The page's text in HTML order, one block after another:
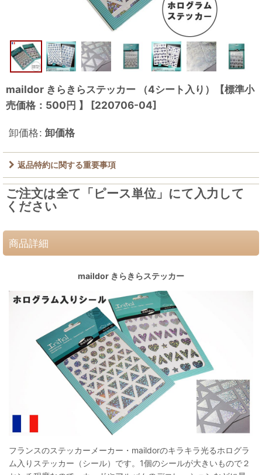
maildor きらきらステッカー （4シート入り）【標準小
売価格：500円 】
[220706-04]
卸価格: 卸価格
返品特約に関する重要事項
ご注文は全て「ピース単位」にて入力して
ください
商品詳細
maildor きらきらステッカー
フランスのステッカーメーカー・maildorのキラキラ光るホログラ
ム入りステッカー（シール）です。1個のシールが大きいもので２